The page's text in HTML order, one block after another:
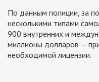
По данным полиции, за
несколькими типами
900 внутренних и
миллионы долларов —
необходимой лицензии.